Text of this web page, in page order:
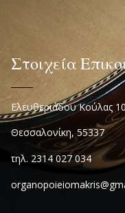
Στοιχεία
Ελευθεριάδου Κούλας
Θεσσαλονίκη, 55337
τηλ. 2314 027 034